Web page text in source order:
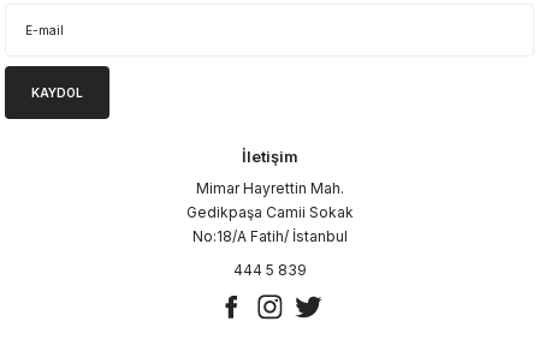
KAYDOL
İletişim
Mimar Hayrettin Mah.
Gedikpaşa Camii Sokak
No:18/A Fatih/ İstanbul
444 5 839